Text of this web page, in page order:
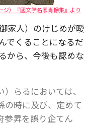
）『國文学名家肖像集』より
家人）のけじめが曖
でくることになるだ
から、今後も認めな
らるにおいては、
の時に及び、定めて
参昇を誤り企てん